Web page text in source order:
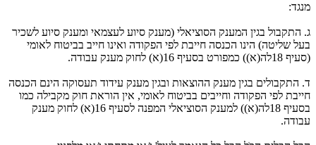
מנגד:
ג. התקבול בגין המענק הסוציאלי (מענק סיוע לעצמאי ומענק סיוע לשכיר
בעל שליטה) הינו הכנסה חייבת לפי הפקודה ואינו חייב בביטוח לאומי
(סעיף 18לה(א)) כמפורט בסעיף 16(א) לחוק מענק עבודה.
ד. התקבולים בגין מענק ההוצאות ובגין מענק עידוד תעסוקה הינם הכנסה
חייבת לפי הפקודה וחייבים בביטוח לאומי, אין הוראת חוק מקבילה כמו
בסעיף 18לה(א)) למענק הסוציאלי המפנה לסעיף 16(א) לחוק מענק
עבודה.